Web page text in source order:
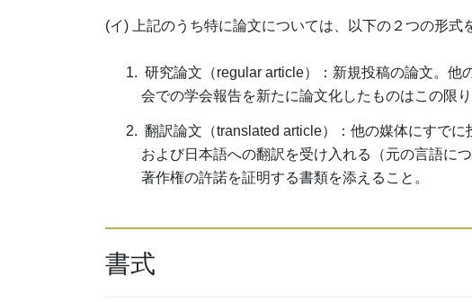
(イ) 上記のうち特に論文については、以下の２つの形式
研究論文（regular article）：新規投稿の論文。他
会での学会報告を新たに論文化したものはこの限り
翻訳論文（translated article）：他の媒体にすで
および日本語への翻訳を受け入れる（元の言語に
著作権の許諾を証明する書類を添えること。
書式